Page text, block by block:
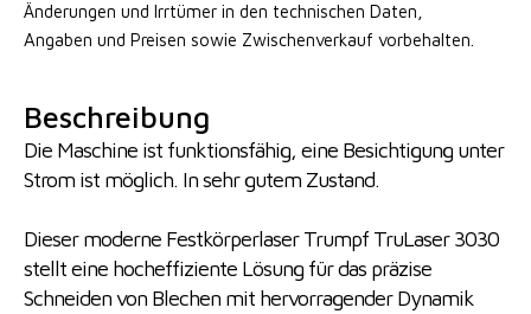
Änderungen und Irrtümer in den technischen Daten,
Angaben und Preisen sowie Zwischenverkauf vorbehalten.
Beschreibung
Die Maschine ist funktionsfähig, eine Besichtigung unter
Strom ist möglich. In sehr gutem Zustand.
Dieser moderne Festkörperlaser Trumpf TruLaser 3030
stellt eine hocheffiziente Lösung für das präzise
Schneiden von Blechen mit hervorragender Dynamik